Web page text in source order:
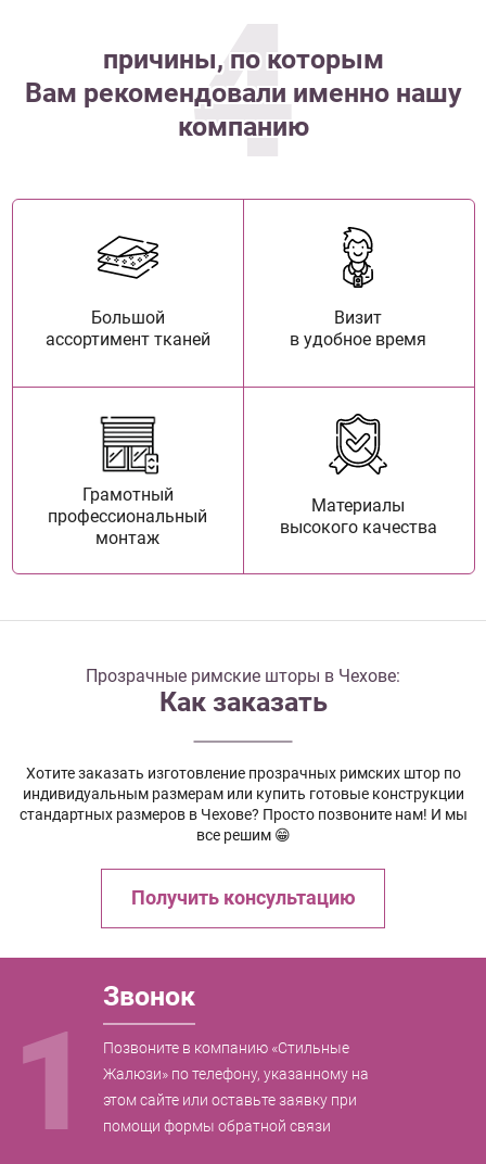
4
причины, по которым
Вам рекомендовали именно нашу
компанию
Большой
ассортимент тканей
Визит
в удобное время
Грамотный
профессиональный
монтаж
Материалы
высокого качества
Прозрачные римские шторы в Чехове:
Как заказать
Хотите заказать изготовление прозрачных римских штор по
индивидуальным размерам или купить готовые конструкции
стандартных размеров в Чехове? Просто позвоните нам! И мы
все решим 😁
Получить консультацию
1
Звонок
Позвоните в компанию «Стильные
Жалюзи» по телефону, указанному на
этом сайте или оставьте заявку при
помощи формы обратной связи